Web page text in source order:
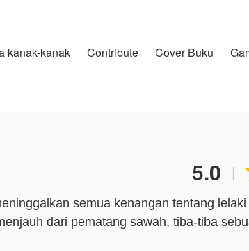
kanak-kanak Contribute Cover Buku
5.0 |
semua kenangan tentang
dari pematang sawah, tiba-tiba